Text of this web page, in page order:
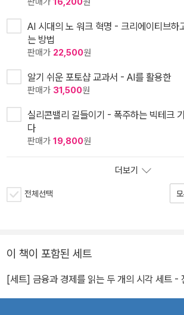
AI 시대의 노 워크 혁명 - 크리에이티브하
는 방법
판매가 22,500원
알기 쉬운 포토샵 교과서 - AI를 활용한
판매가 31,500원
실리콘밸리 길들이기 - 폭주하는 빅테크
다
판매가 19,800원
더보기
전체선택
이 책이 포함된 세트
[세트] 금융과 경제를 읽는 두 개의 시각 세트 -